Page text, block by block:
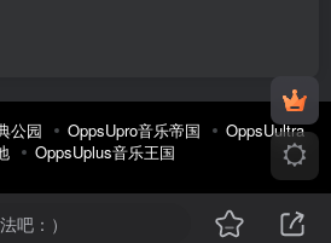
公园 OppsUpro音乐帝国
OppsUultra
OppsUplus音乐王国
吧：）